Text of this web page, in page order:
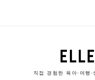
직접 경험한 육아·여행